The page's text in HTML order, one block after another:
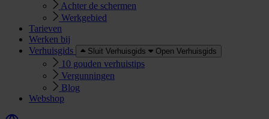
Achter de schermen
Werkgebied
Tarieven
Werken bij
Verhuisgids
Sluit Verhuisgids Open Verhuisgids
10 gouden verhuistips
Vergunningen
Blog
Webshop